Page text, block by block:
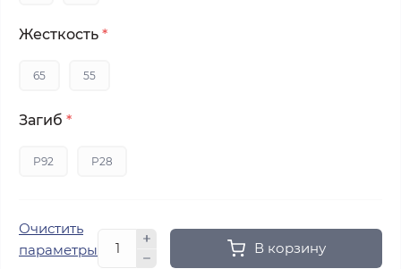
Жесткость *
65 55
Загиб *
P92 P28
Очистить
параметры
В корзину